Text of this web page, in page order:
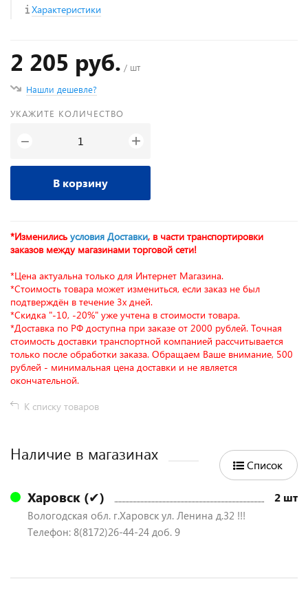
Характеристики
2 205 руб. / шт
Нашли дешевле?
УКАЖИТЕ КОЛИЧЕСТВО
− +
В корзину
*Изменились условия Доставки, в части транспортировки
заказов между магазинами торговой сети!
*Цена актуальна только для Интернет Магазина.
*Стоимость товара может измениться, если заказ не был
подтверждён в течение 3х дней.
*Скидка "-10, -20%" уже учтена в стоимости товара.
*Доставка по РФ доступна при заказе от 2000 рублей. Точная
стоимость доставки транспортной компанией рассчитывается
только после обработки заказа. Обращаем Ваше внимание, 500
рублей - минимальная цена доставки и не является
окончательной.
К списку товаров
Наличие в магазинах
Список
Харовск (✔) 2 шт
Вологодская обл. г.Харовск ул. Ленина д.32 !!!
Телефон: 8(8172)26-44-24 доб. 9